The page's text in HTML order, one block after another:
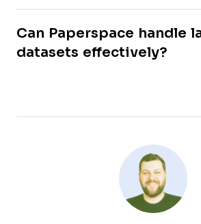
Can Paperspace handle
datasets effectively?